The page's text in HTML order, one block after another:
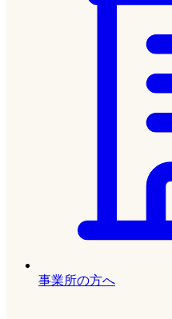
事業所の方へ